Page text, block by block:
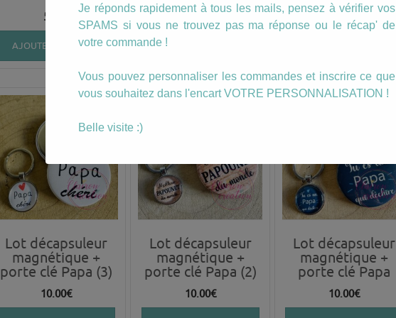
5.00
AJOUTER AU PANIER
porte clé Papa (6)
10.00€
porte clé Papa (5)
10.00€
Lot décapsuleur
magnétique +
porte clé Papa (3)
10.00€
Lot décapsuleur
magnétique +
porte clé Papa (2)
10.00€
Lot décapsuleur
magnétique +
porte clé Papa
10.00€
Je réponds rapidement à tous les mails, pensez à vérifier vos
SPAMS si vous ne trouvez pas ma réponse ou le récap' de
votre commande !
Vous pouvez personnaliser les commandes et inscrire ce que
vous souhaitez dans l'encart VOTRE PERSONNALISATION !
Belle visite :)